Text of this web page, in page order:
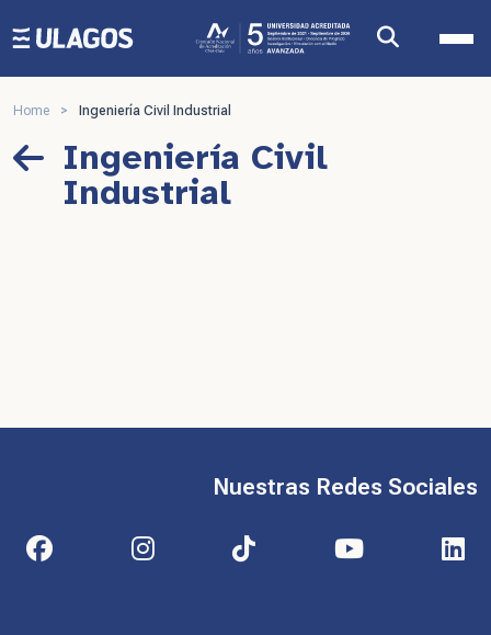
Ulagos Template
Home > Ingeniería Civil Industrial
Ingeniería Civil
Industrial
Nuestras Redes Sociales